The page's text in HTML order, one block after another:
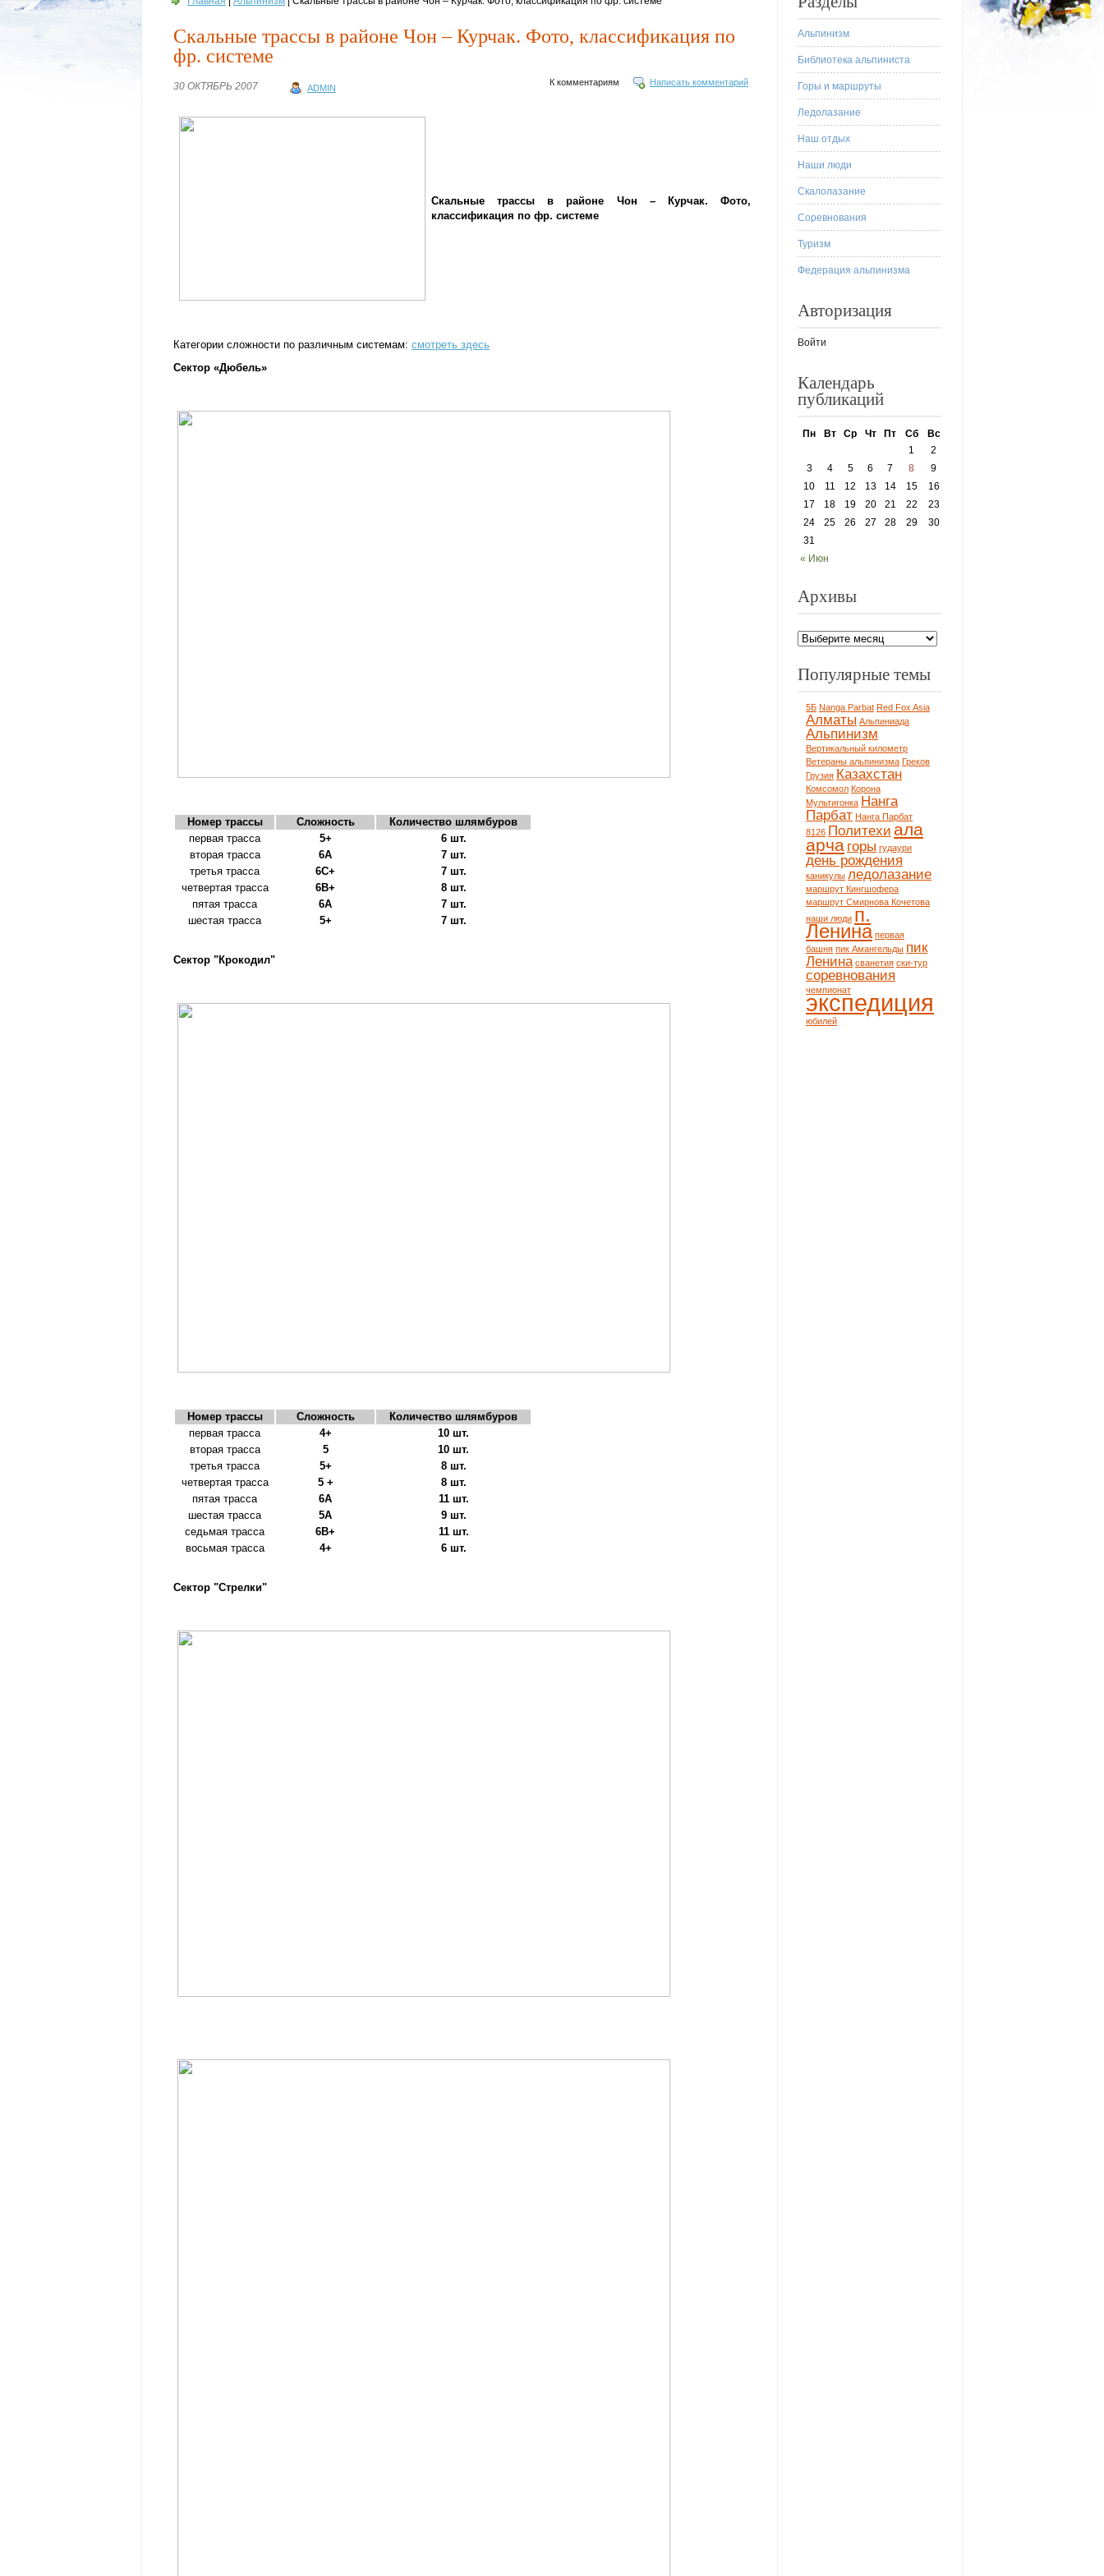
Скальные трассы в районе Чон – Курчак. Фото, классификация по
фр. системе
30 ОКТЯБРЬ 2007 ADMIN
К комментариям Написать комментарий
Скальные трассы в районе Чон – Курчак. Фото,
классификация по фр. системе
Категории сложности по различным системам: смотреть здесь
Сектор «Дюбель»
Номер трассы Сложность
Количество шлямбуров
первая трасса
5+
6 шт.
вторая трасса
6A
7 шт.
третья трасса
6C+
7 шт.
четвертая трасса
6B+
8 шт.
пятая трасса
6A
7 шт.
шестая трасса
5+ 7 шт.
Сектор "Крокодил"
Номер трассы Сложность
Количество шлямбуров
первая трасса
4+
10 шт.
вторая трасса
5
10 шт.
третья трасса
5+
8 шт.
четвертая трасса
5 +
8 шт.
пятая трасса
6A
11 шт.
шестая трасса
5A
9 шт.
седьмая трасса
6B+
11 шт.
восьмая трасса
4+ 6 шт.
Сектор "Стрелки"
Альпинизм
Библиотека альпиниста
Горы и маршруты
Ледолазание
Наш отдых
Наши люди
Скалолазание
Соревнования
Туризм
Федерация альпинизма
Авторизация
Войти
Календарь
публикаций
Пн Вт Ср Чт Пт Сб Вс
« Июн
1
2
3
4 5 6 7 8
9
10
11 12 13 14 15
16
17
18 19 20 21 22
23
24
25 26 27 28 29
30
31
Архивы
Популярные темы
5Б Nanga Parbat Red Fox Asia
Алматы Альпиниада
Альпинизм
Вертикальный километр
Ветераны альпинизма Греков
Грузия Казахстан
Комсомол Корона
Мультигонка Нанга
Парбат Нанга Парбат
8126 Политехи ала
арча горы гудаури
день рождения
каникулы ледолазание
маршрут Кингшофера
маршрут Смирнова Кочетова
наши люди п.
Ленина первая
башня пик Амангельды пик
Ленина сванетия ски-тур
соревнования
чемпионат
экспедиция
юбилей